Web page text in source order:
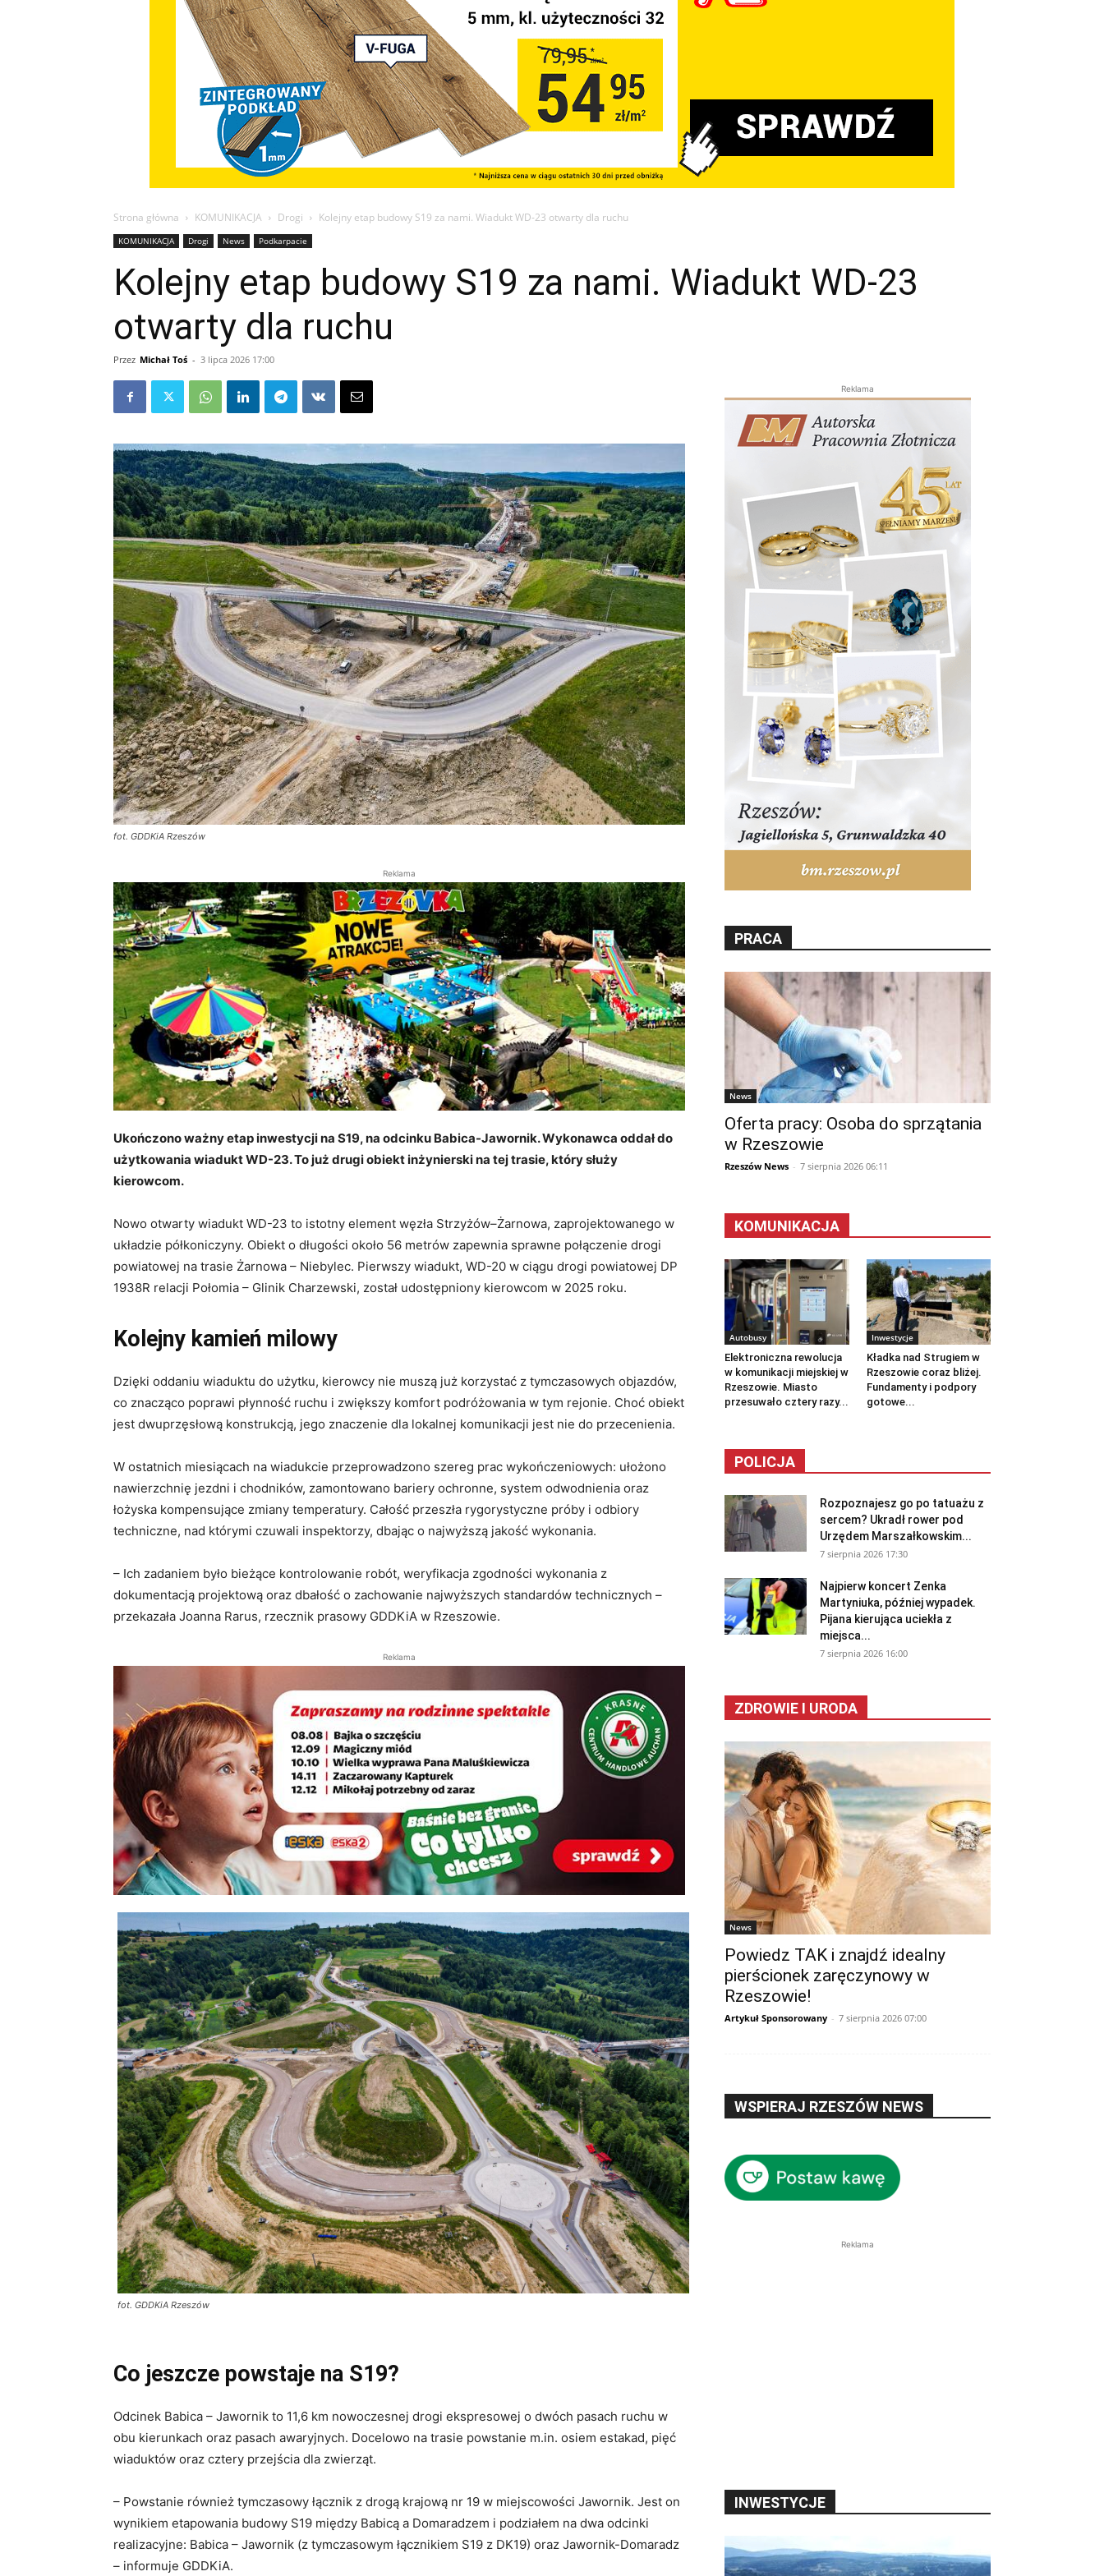
Strona główna KOMUNIKACJA Drogi Kolejny etap budowy S19 za nami. Wiadukt WD-23 otwarty dla ruchu
KOMUNIKACJA Drogi News Podkarpacie
Kolejny etap budowy S19 za nami. Wiadukt WD-23
otwarty dla ruchu
Przez Michał Toś - 3 lipca 2026 17:00
fot. GDDKiA Rzeszów
Reklama
Ukończono ważny etap inwestycji na S19, na odcinku Babica-Jawornik. Wykonawca oddał do
użytkowania wiadukt WD-23. To już drugi obiekt inżynierski na tej trasie, który służy
kierowcom.
Nowo otwarty wiadukt WD-23 to istotny element węzła Strzyżów–Żarnowa, zaprojektowanego w
układzie półkoniczyny. Obiekt o długości około 56 metrów zapewnia sprawne połączenie drogi
powiatowej na trasie Żarnowa – Niebylec. Pierwszy wiadukt, WD-20 w ciągu drogi powiatowej DP
1938R relacji Połomia – Glinik Charzewski, został udostępniony kierowcom w 2025 roku.
Kolejny kamień milowy
Dzięki oddaniu wiaduktu do użytku, kierowcy nie muszą już korzystać z tymczasowych objazdów,
co znacząco poprawi płynność ruchu i zwiększy komfort podróżowania w tym rejonie. Choć obiekt
jest dwuprzęsłową konstrukcją, jego znaczenie dla lokalnej komunikacji jest nie do przecenienia.
W ostatnich miesiącach na wiadukcie przeprowadzono szereg prac wykończeniowych: ułożono
nawierzchnię jezdni i chodników, zamontowano bariery ochronne, system odwodnienia oraz
łożyska kompensujące zmiany temperatury. Całość przeszła rygorystyczne próby i odbiory
techniczne, nad którymi czuwali inspektorzy, dbając o najwyższą jakość wykonania.
– Ich zadaniem było bieżące kontrolowanie robót, weryfikacja zgodności wykonania z
dokumentacją projektową oraz dbałość o zachowanie najwyższych standardów technicznych –
przekazała Joanna Rarus, rzecznik prasowy GDDKiA w Rzeszowie.
Reklama
fot. GDDKiA Rzeszów
Co jeszcze powstaje na S19?
Odcinek Babica – Jawornik to 11,6 km nowoczesnej drogi ekspresowej o dwóch pasach ruchu w
obu kierunkach oraz pasach awaryjnych. Docelowo na trasie powstanie m.in. osiem estakad, pięć
wiaduktów oraz cztery przejścia dla zwierząt.
– Powstanie również tymczasowy łącznik z drogą krajową nr 19 w miejscowości Jawornik. Jest on
wynikiem etapowania budowy S19 między Babicą a Domaradzem i podziałem na dwa odcinki
realizacyjne: Babica – Jawornik (z tymczasowym łącznikiem S19 z DK19) oraz Jawornik-Domaradz
– informuje GDDKiA.
Reklama
PRACA
News
Oferta pracy: Osoba do sprzątania
w Rzeszowie
Rzeszów News - 7 sierpnia 2026 06:11
KOMUNIKACJA
Autobusy
Elektroniczna rewolucja
w komunikacji miejskiej w
Rzeszowie. Miasto
przesuwało cztery razy...
Inwestycje
Kładka nad Strugiem w
Rzeszowie coraz bliżej.
Fundamenty i podpory
gotowe...
POLICJA
Rozpoznajesz go po tatuażu z
sercem? Ukradł rower pod
Urzędem Marszałkowskim...
7 sierpnia 2026 17:30
Najpierw koncert Zenka
Martyniuka, później wypadek.
Pijana kierująca uciekła z
miejsca...
7 sierpnia 2026 16:00
ZDROWIE I URODA
News
Powiedz TAK i znajdź idealny
pierścionek zaręczynowy w
Rzeszowie!
Artykuł Sponsorowany - 7 sierpnia 2026 07:00
WSPIERAJ RZESZÓW NEWS
Reklama
INWESTYCJE